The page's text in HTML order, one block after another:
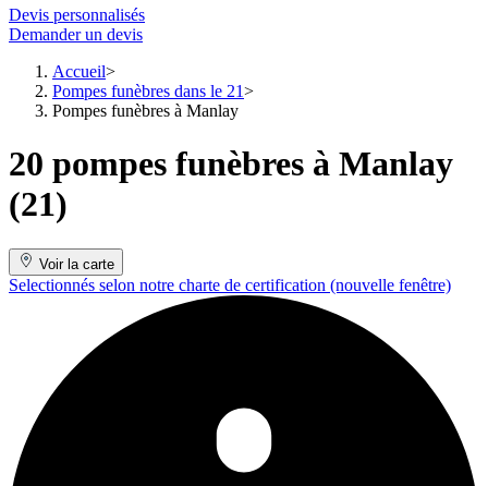
Devis personnalisés
Demander un devis
Accueil
Pompes funèbres dans le 21
Pompes funèbres à Manlay
20 pompes funèbres à Manlay
(21)
Voir la carte
Selectionnés selon notre charte de certification (nouvelle fenêtre)